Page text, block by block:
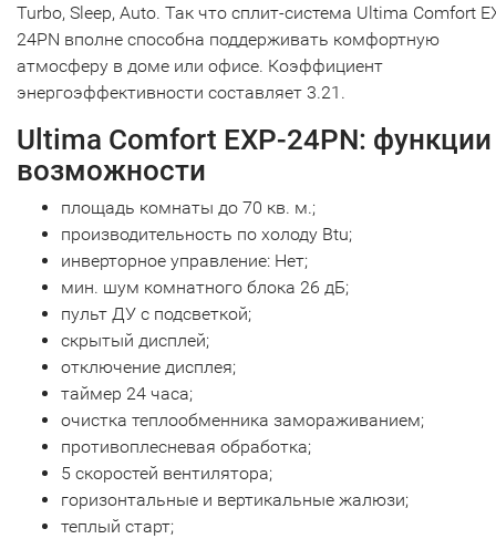
Turbo, Sleep, Auto. Так что сплит-система Ultima Comfort
24PN вполне способна поддерживать комфортную
атмосферу в доме или офисе. Коэффициент
энергоэффективности составляет 3.21.
Ultima Comfort EXP-24PN:
возможности
площадь комнаты до 70 кв. м.;
производительность по холоду Btu;
инверторное управление: Нет;
мин. шум комнатного блока 26 дБ;
пульт ДУ с подсветкой;
скрытый дисплей;
отключение дисплея;
таймер 24 часа;
очистка теплообменника замораживанием;
противоплесневая обработка;
5 скоростей вентилятора;
горизонтальные и вертикальные жалюзи;
теплый старт;